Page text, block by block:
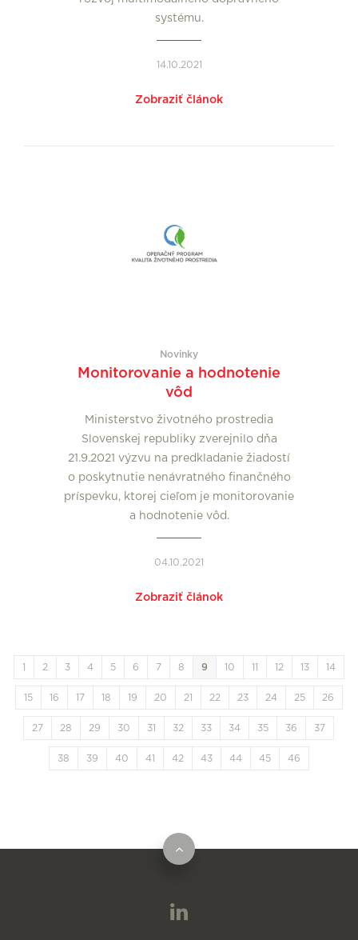
systému.
14.10.2021
Zobraziť článok
Novinky
Monitorovanie a hodnotenie
vôd
Ministerstvo životného prostredia
Slovenskej republiky zverejnilo dňa
21.9.2021 výzvu na predkladanie žiadostí
o poskytnutie nenávratného finančného
príspevku, ktorej cieľom je monitorovanie
a hodnotenie vôd.
04.10.2021
Zobraziť článok
1 2 3 4 5 6 7 8 9 10 11 12 13 14
15 16 17 18 19 20 21 22 23 24 25 26
27 28 29 30 31 32 33 34 35 36 37
38 39 40 41 42 43 44 45 46